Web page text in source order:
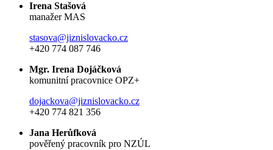
Irena Stašová
manažer MAS
stasova@jiznislovacko.cz
+420 774 087 746
Mgr. Irena Dojáčková
komunitní pracovnice OPZ+
dojackova@jiznislovacko.cz
+420 774 821 356
Jana Herůfková
pověřený pracovník pro NZÚL